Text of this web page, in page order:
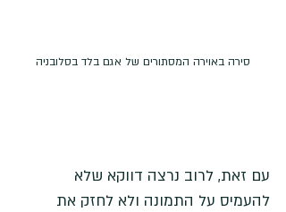
סירה באוירה המסתורים של אגם בלד בסלובניה
עם זאת, לרוב נרצה דווקא שלא
להעמיס על התמונה ולא לחזק את